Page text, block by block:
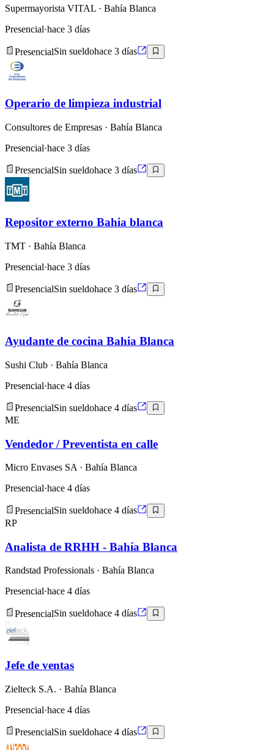
Supermayorista VITAL · Bahía Blanca
Presencial·hace 3 días
PresencialSin sueldohace 3 días
Operario de limpieza industrial
Consultores de Empresas · Bahía Blanca
Presencial·hace 3 días
PresencialSin sueldohace 3 días
Repositor externo Bahia blanca
TMT · Bahía Blanca
Presencial·hace 3 días
PresencialSin sueldohace 3 días
Ayudante de cocina Bahia Blanca
Sushi Club · Bahía Blanca
Presencial·hace 4 días
PresencialSin sueldohace 4 días
ME
Vendedor / Preventista en calle
Micro Envases SA· Bahía Blanca
Presencial·hace 4 días
PresencialSin sueldohace 4 días
RP
Analista de RRHH - Bahía Blanca
Randstad Professionals · Bahía Blanca
Presencial·hace 4 días
PresencialSin sueldohace 4 días
Jefe de ventas
Zielteck S.A. · Bahía Blanca
Presencial·hace 4 días
PresencialSin sueldohace 4 días